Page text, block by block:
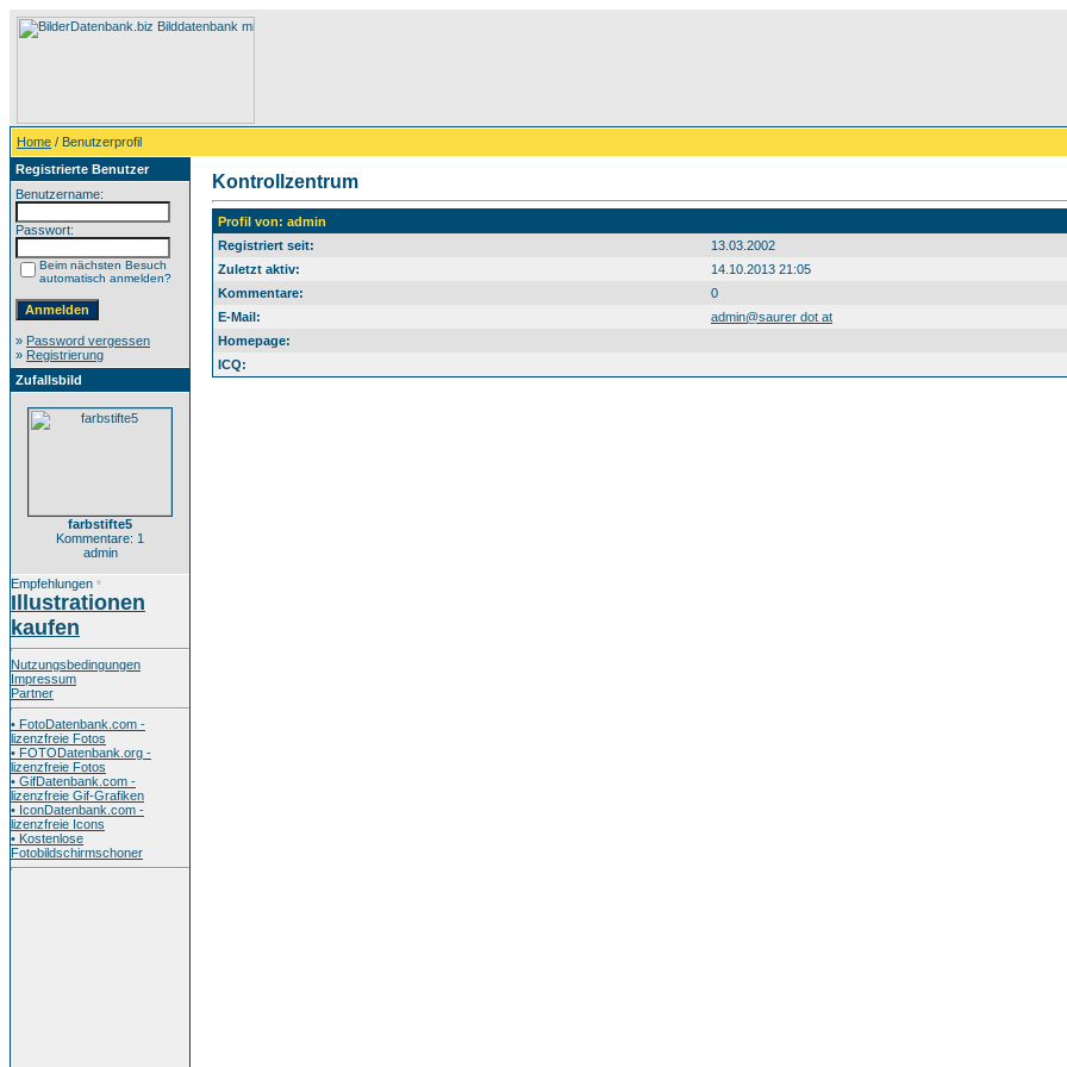
Home / Benutzerprofil
Registrierte Benutzer
Benutzername:
Passwort:
Beim nächsten Besuch
automatisch anmelden?
» Password vergessen
» Registrierung
Zufallsbild
farbstifte5
Kommentare: 1
admin
Empfehlungen *
Illustrationen
kaufen
Nutzungsbedingungen
Impressum
Partner
• FotoDatenbank.com -
lizenzfreie Fotos
• FOTODatenbank.org -
lizenzfreie Fotos
• GifDatenbank.com -
lizenzfreie Gif-Grafiken
• IconDatenbank.com -
lizenzfreie Icons
• Kostenlose
Fotobildschirmschoner
Kontrollzentrum
Profil von: admin
Registriert seit:
13.03.2002
Zuletzt aktiv:
14.10.2013 21:05
Kommentare:
0
E-Mail:
admin@saurer dot at
Homepage:
ICQ: